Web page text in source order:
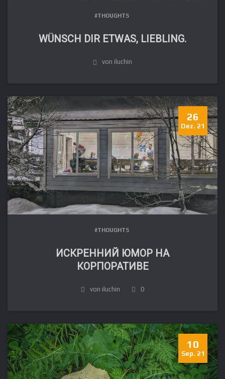
#THOUGHTS
WÜNSCH DIR ETWAS, LIEBLING.
von iluchin
26
Dez. 21
#THOUGHTS
ИСКРЕННИЙ ЮМОР НА
КОРПОРАТИВЕ
von iluchin 0
10
Sep. 21